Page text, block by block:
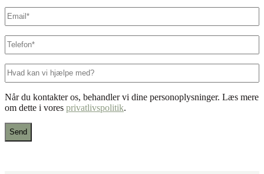
E-
mail*
Telefon*
Hvad
kan
hjælpe
med?
Når du kontakter os, behandler vi dine personoplysninger. Læs mere
om dette i vores privatlivspolitik.